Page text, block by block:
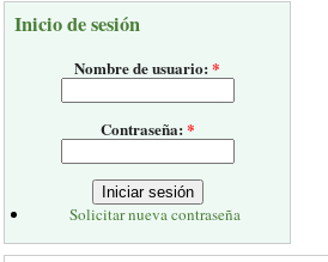
Inicio de sesión
Nombre de usuario:*
Contraseña:*
Solicitar nueva contraseña